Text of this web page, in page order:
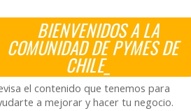
BIENVENIDOS A LA
COMUNIDAD DE PYMES DE
CHILE_
el contenido que tenemos para
a mejorar y hacer tu negocio.